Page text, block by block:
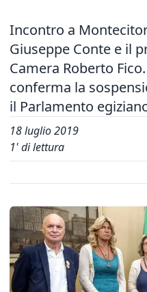
Incontro a
Giuseppe Conte e il
Camera Roberto
conferma la
il Parlamento
18 luglio 2019
1' di lettura